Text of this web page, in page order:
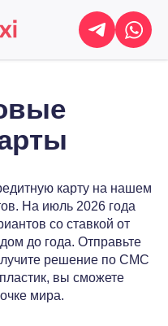
карту на нашем
На июль 2026 года
со ставкой от
до года. Отправьте
решение по СМС
вы сможете
мира.